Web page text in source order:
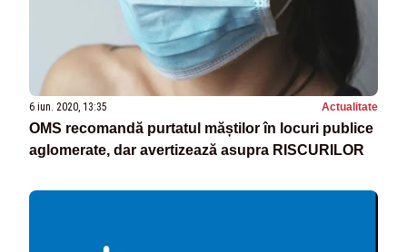
6 iun. 2020, 13:35 Actualitate
OMS recomandă purtatul măștilor în locuri publice
aglomerate, dar avertizează asupra RISCURILOR